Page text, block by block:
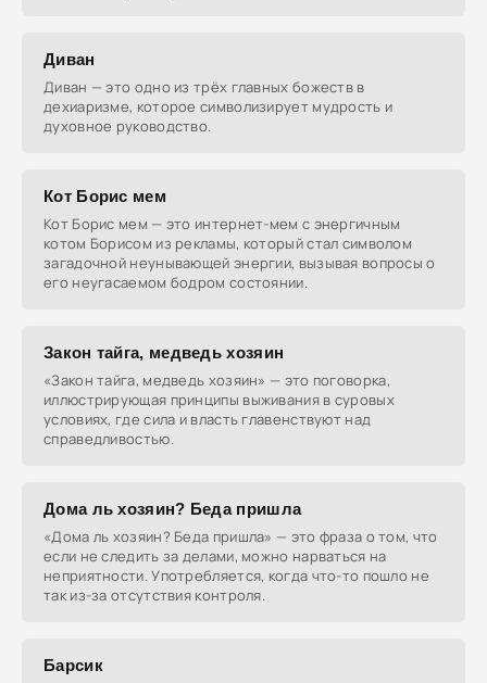
Диван
Диван — это одно из трёх главных божеств в
дехиаризме, которое символизирует мудрость и
духовное руководство.
Кот Борис мем
Кот Борис мем — это интернет-мем с энергичным
котом Борисом из рекламы, который стал символом
загадочной неунывающей энергии, вызывая вопросы о
его неугасаемом бодром состоянии.
Закон тайга, медведь хозяин
«Закон тайга, медведь хозяин» — это поговорка,
иллюстрирующая принципы выживания в суровых
условиях, где сила и власть главенствуют над
справедливостью.
Дома ль хозяин? Беда пришла
«Дома ль хозяин? Беда пришла» — это фраза о том, что
если не следить за делами, можно нарваться на
неприятности. Употребляется, когда что-то пошло не
так из-за отсутствия контроля.
Барсик